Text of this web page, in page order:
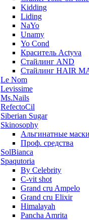
Kidding
Liding
NaYo
Unamy
Yo Cond
Краситель Actyva
Стайлинг AND
Стайлинг HAIR
Le Nom
Levissime
Ms.Nails
RefectoCil
Siberian Sugar
Skinosophy
Альгинатные маски
Проф. средства
SolBianca
Spaqutoria
By Celebrity
C-vit shot
Grand cru Ampelo
Grand сru Elixir
Himalayah
Pancha Amrita